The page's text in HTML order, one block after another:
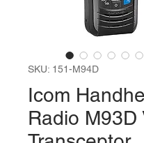
SKU: 151-M94D
Icom
Radio M93D